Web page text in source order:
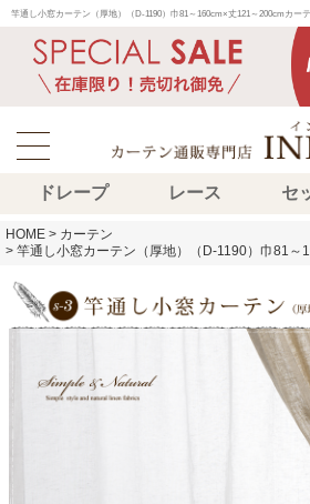
竿通し小窓カーテン（厚地）（D-1190）巾81～160cm×丈121～200cmカ
ドレープ レース セ
HOME
カーテン
竿通し小窓カーテン（厚地）（D-1190）巾81～